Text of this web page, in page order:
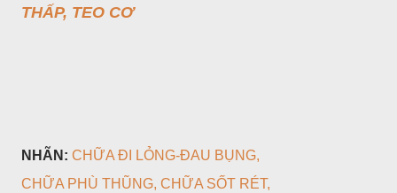
THẤP, TEO CƠ
NHÃN: CHỮA ĐI LỎNG-ĐAU BỤNG
CHỮA PHÙ THŨNG CHỮA SỐT RÉT